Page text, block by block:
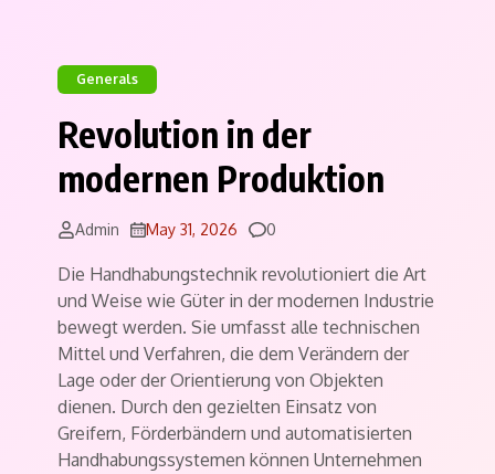
Generals
Revolution in der
modernen Produktion
Admin May 31, 2026 Comments
0
Die Handhabungstechnik revolutioniert die Art
und Weise wie Güter in der modernen Industrie
bewegt werden. Sie umfasst alle technischen
Mittel und Verfahren, die dem Verändern der
Lage oder der Orientierung von Objekten
dienen. Durch den gezielten Einsatz von
Greifern, Förderbändern und automatisierten
Handhabungssystemen können Unternehmen